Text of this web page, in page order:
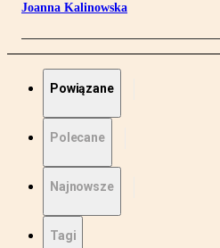
Joanna Kalinowska
Powiązane
Polecane
Najnowsze
Tagi